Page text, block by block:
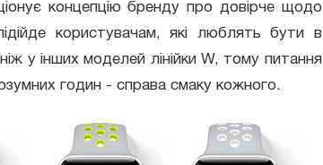
концепцію бренду про довірче щодо
користувачам, які люблять бути в
у інших моделей лінійки W, тому питання
годин - справа смаку кожного.